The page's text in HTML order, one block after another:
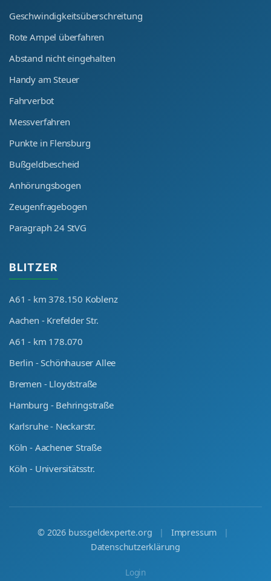
Geschwindigkeitsüberschreitung
Rote Ampel überfahren
Abstand nicht eingehalten
Handy am Steuer
Fahrverbot
Messverfahren
Punkte in Flensburg
Bußgeldbescheid
Anhörungsbogen
Zeugenfragebogen
Paragraph 24 StVG
BLITZER
A61 - km 378.150 Koblenz
Aachen - Krefelder Str.
A61 - km 178.070
Berlin - Schönhauser Allee
Bremen - Lloydstraße
Hamburg - Behringstraße
Karlsruhe - Neckarstr.
Köln - Aachener Straße
Köln - Universitätsstr.
© 2026 bussgeldexperte.org | Impressum
|
Datenschutzerklärung
Login